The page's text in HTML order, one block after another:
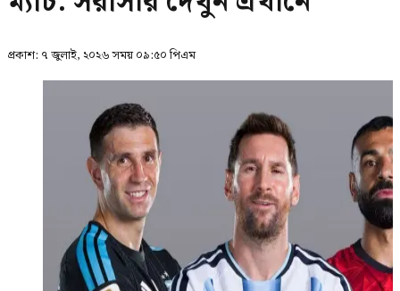
প্রকাশ: ৭ জুলাই, ২০২৬ সময় ০৯:৫০ পিএম